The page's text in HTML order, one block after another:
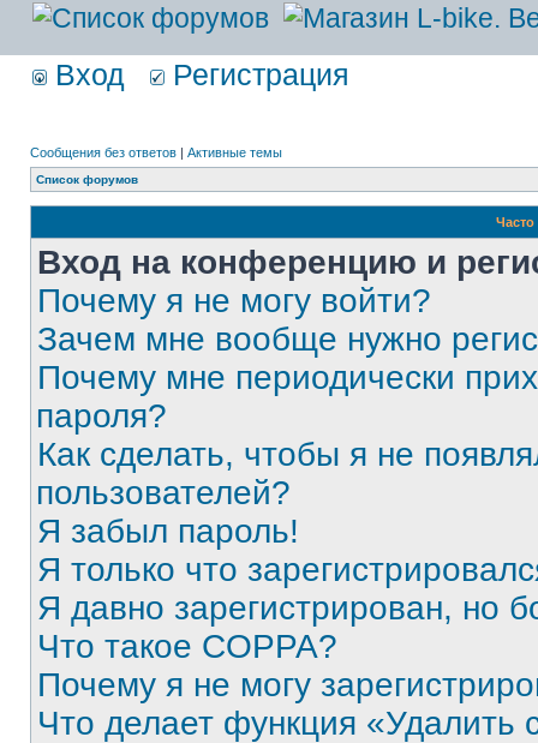
Вход Регистрация
Сообщения без ответов | Активные темы
Список форумов
Вход на конференцию и
Почему я не могу войти?
Зачем мне вообще нужно
Почему мне периодически
пароля?
Как сделать, чтобы я не
пользователей?
Я забыл пароль!
Я только что
Я давно зарегистрирован, но
Что такое COPPA?
Почему я не могу
Что делает функция «Удалить